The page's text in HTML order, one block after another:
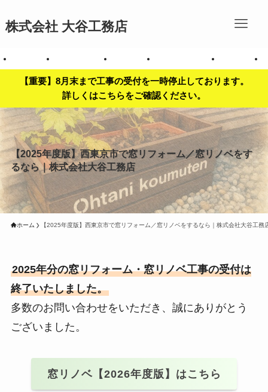
株式会社 大谷工務店
会社案内 お問い合わせ 事業内容 対応エリア一覧 施工事例
【重要】8月末まで工事の受付を一時停止しております。
詳しくはこちらをご確認ください。
【2025年度版】西東京市で窓リフォーム／窓リノベをす
るなら｜株式会社大谷工務店
ホーム 【2025年度版】西東京市で窓リフォーム／窓リノベをするなら｜株式会社大谷工務
2025年分の窓リフォーム・窓リノベ工事の受付は
終了いたしました。
多数のお問い合わせをいただき、誠にありがとう
ございました。
窓リノベ【2026年度版】はこちら